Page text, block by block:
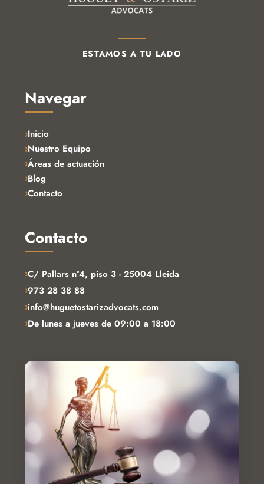
ESTAMOS A TU LADO
Navegar
Inicio
Nuestro Equipo
Áreas de actuación
Blog
Contacto
Contacto
›C/ Pallars nº4, piso 3 - 25004 Lleida
›973 28 38 88
›info@huguetostarizadvocats.com
›De lunes a jueves de 09:00 a 18:00